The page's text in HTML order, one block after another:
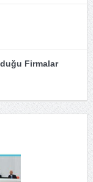
Firmalar